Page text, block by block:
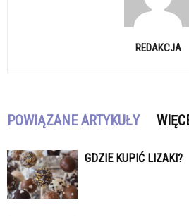
REDAKCJA
POWIĄZANE ARTYKUŁY
GDZIE KUPIĆ LIZAKI?